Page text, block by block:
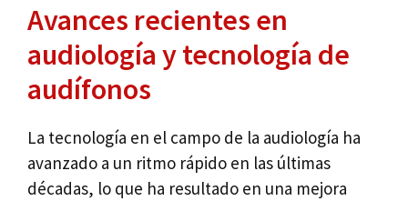
Avances recientes en
audiología y tecnología de
audífonos
La tecnología en el campo de la audiología ha
avanzado a un ritmo rápido en las últimas
décadas, lo que ha resultado en una mejora